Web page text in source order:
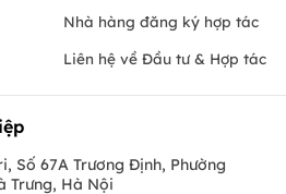
Nhà hàng đăng ký hợp tác
Liên hệ về Đầu tư & Hợp tác
Số 67A Trương Định, Phường
Trưng, Hà Nội